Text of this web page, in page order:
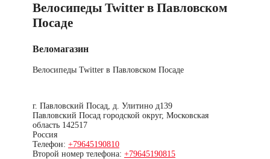
Велосипеды Twitter в Павловском
Посаде
Веломагазин
Велосипеды Twitter в Павловском Посаде
г. Павловский Посад, д. Улитино д139
Павловский Посад городской округ, Московская
область 142517
Россия
Телефон: +79645190810
Второй номер телефона: +79645190815